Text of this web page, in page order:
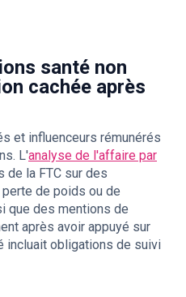
santé non
cachée après
et influenceurs rémunérés
L'analyse de l'affaire par
de la FTC sur des
de poids ou de
que des mentions de
après avoir appuyé sur
incluait obligations de suivi